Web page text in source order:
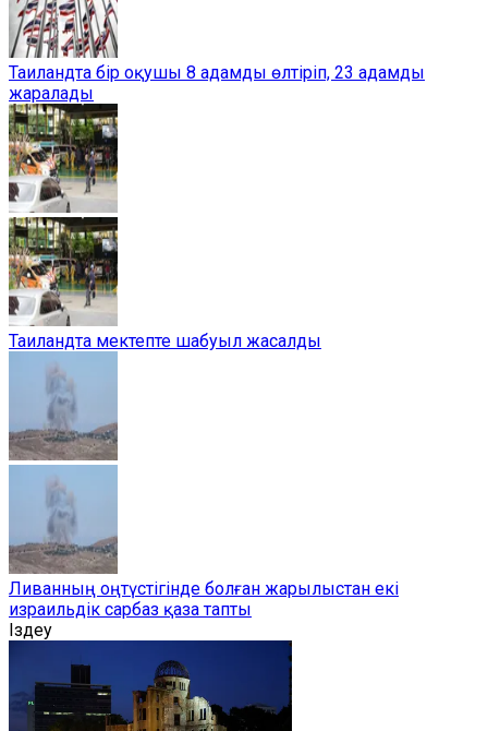
Таиландта бір оқушы 8 адамды өлтіріп, 23 адамды
жаралады
Таиландта мектепте шабуыл жасалды
Ливанның оңтүстігінде болған жарылыстан екі
израильдік сарбаз қаза тапты
Іздеу